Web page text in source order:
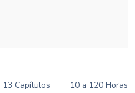
13 Capítulos 10 a 120 Horas